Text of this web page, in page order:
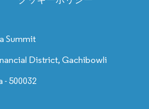
Summit
District, Gachibowli
- 500032